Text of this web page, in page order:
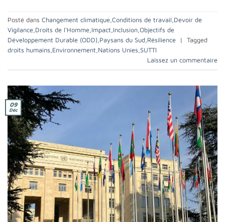
Posté dans Changement climatique,Conditions de travail,Devoir de
Vigilance,Droits de l'Homme,Impact,Inclusion,Objectifs de
Développement Durable (ODD),Paysans du Sud,Résilience |
Tagged
droits humains,Environnement,Nations Unies,SUTTI
Laissez un commentaire
09
Déc